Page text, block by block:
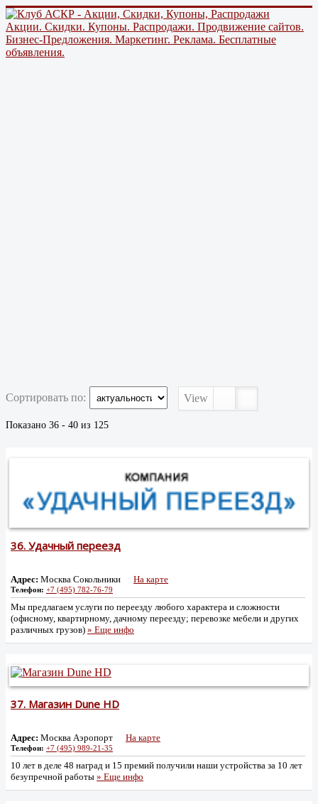
Акции. Скидки. Купоны. Распродажи. Продвижение сайтов.
Бизнес-Предложения. Маркетинг. Реклама. Бесплатные
объявления.
Сортировать по: View
Показано 36 - 40 из 125
36. Удачный переезд
Адрес: Москва Сокольники На карте
Телефон: +7 (495) 782-76-79
Мы предлагаем услуги по переезду любого характера и сложности
(офисному, квартирному, дачному переезду; перевозке мебели и других
различных грузов) » Еще инфо
37. Магазин Dune HD
Адрес: Москва Аэропорт На карте
Телефон: +7 (495) 989-21-35
10 лет в деле 48 наград и 15 премий получили наши устройства за 10 лет
безупречной работы » Еще инфо